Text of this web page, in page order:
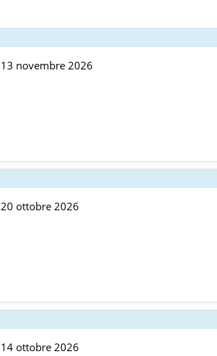
13 novembre 2026
20 ottobre 2026
14 ottobre 2026